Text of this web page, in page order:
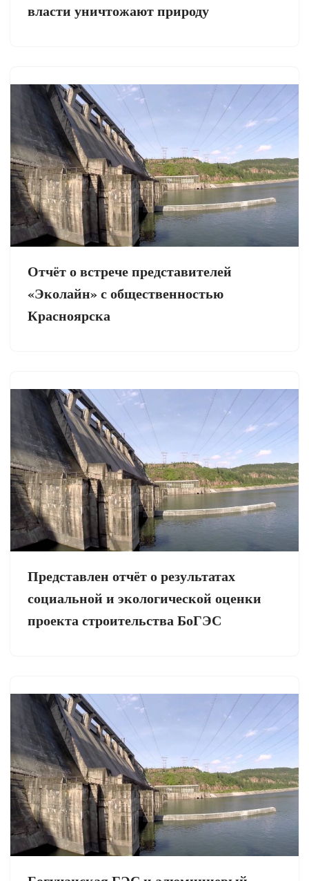
власти уничтожают природу
Отчёт о встрече представителей
«Эколайн» с общественностью
Красноярска
Представлен отчёт о результатах
социальной и экологической оценки
проекта строительства БоГЭС